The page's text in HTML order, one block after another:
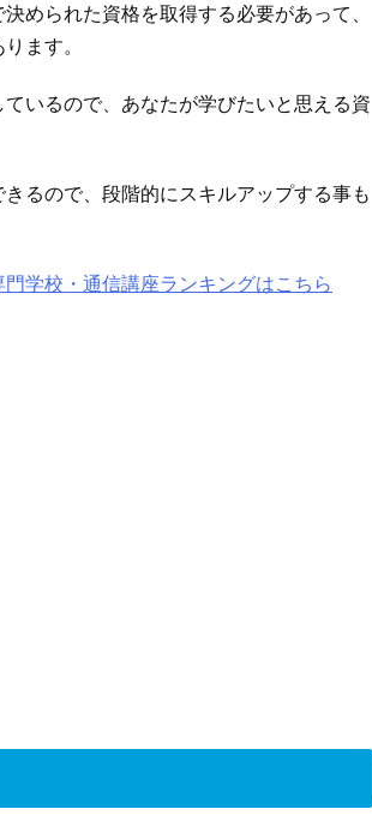
められた資格を取得する必要があって、
ます。
いるので、あなたが学びたいと思える資
るので、段階的にスキルアップする事も
学校・通信講座ランキングはこちら